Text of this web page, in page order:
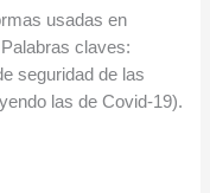
usadas en
claves:
seguridad de las
las de Covid-19).